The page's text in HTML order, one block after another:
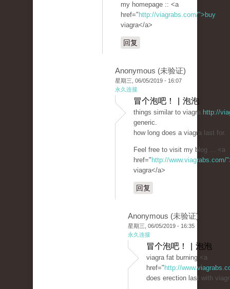
my homepage :: <a
href=" http://viagrabs.com/">buy
viagra</a>
回复
Anonymous (未验证)
星期三, 06/05/2019 - 16:07
永久连接
冒个泡吧！ | 泡泡
things similar to viagra http://
generic.
how long does a viagra last for.
Feel free to visit my blog ... <a
href=" http://www.viagrabs.com/
viagra</a>
回复
Anonymous (未验证)
星期三, 06/05/2019 - 16:35
永久连接
冒个泡吧！ | 泡泡
viagra fat burning <a
href=" http://
does erection last with